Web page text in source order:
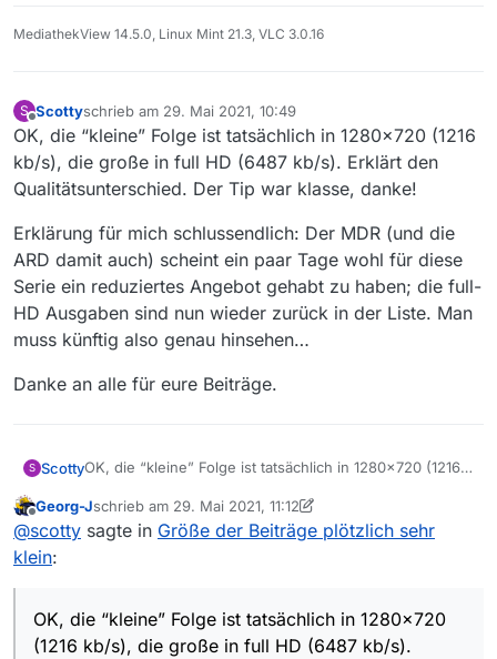
MediathekView 14.5.0, Linux Mint 21.3, VLC 3.0.16
S
Offline
Scottyschrieb am 29. Mai 2021, 10:49
zuletzt editiert von
OK, die “kleine” Folge ist tatsächlich in 1280x720 (1216
kb/s), die große in full HD (6487 kb/s). Erklärt den
Qualitätsunterschied. Der Tip war klasse, danke!
Erklärung für mich schlussendlich: Der MDR (und die
ARD damit auch) scheint ein paar Tage wohl für diese
Serie ein reduziertes Angebot gehabt zu haben; die full-
HD Ausgaben sind nun wieder zurück in der Liste. Man
muss künftig also genau hinsehen…
Danke an alle für eure Beiträge.
S ScottyOK, die “kleine” Folge ist tatsächlich in 1280x720 (1216
Qualitätsunterschied. Der Tip war klasse, danke!
Erklärung für mich schlussendlich: Der MDR (und die
ARD damit auch) scheint ein paar Tage wohl für diese
Offline
Georg-Jschrieb am 29. Mai 2021, 11:12
zuletzt editiert von Georg-J
@scotty sagte in Größe der Beiträge plötzlich sehr
klein:
OK, die “kleine” Folge ist tatsächlich in 1280x720
(1216 kb/s), die große in full HD (6487 kb/s).